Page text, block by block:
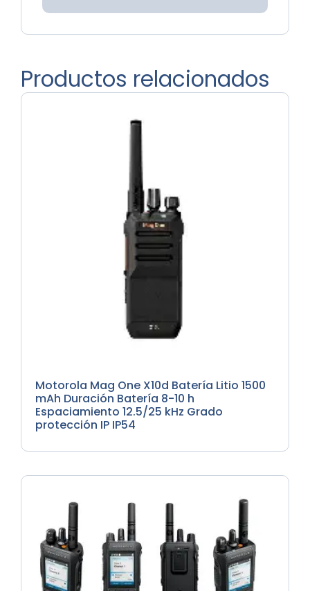
Productos relacionados
Motorola Mag One X10d Batería Litio 1500
mAh Duración Batería 8-10 h
Espaciamiento 12.5/25 kHz Grado
protección IP IP54